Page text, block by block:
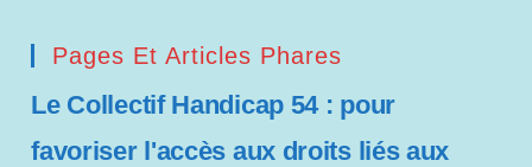
Pages Et Articles Phares
Le Collectif Handicap 54 : pour
favoriser l'accès aux droits liés aux